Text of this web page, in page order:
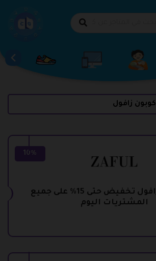
كوبون زافول
10%
كود خصم زافول تخفيض حتى 15% على جميع
المشتريات اليوم